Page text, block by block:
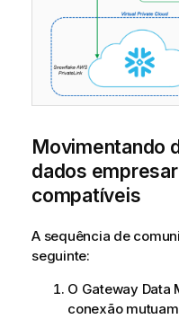
Movimentando
dados
compatíveis
A sequência de
seguinte:
O Gateway Data
conexão